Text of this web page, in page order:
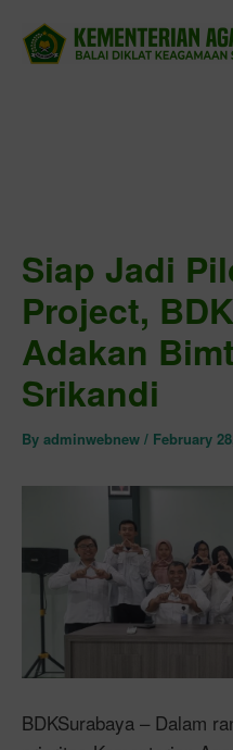
content
Siap Jadi
Project,
Adakan
Srikandi
By adminwebnew / February
BDKSurabaya – Dalam